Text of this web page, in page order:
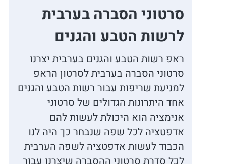
סרטוני הסברה בערבית
לרשות הטבע והגנים
ראפ רשות הטבע והגנים בערבית יצרנו
סרטוני הסברה בערבית לסרטון הראפ
למניעת שריפות עבור רשות הטבע והגנים
אחד היתרונות הגדולים של סרטוני
אנימציה הוא היכולת לעשות להם
אדפטציה לכל שפה שנבחר כך היה לנו
הכבוד לעשות אדפטציה לשפה הערבית
לכל סדרת סרטוני ההסברה שיצרנו עבור